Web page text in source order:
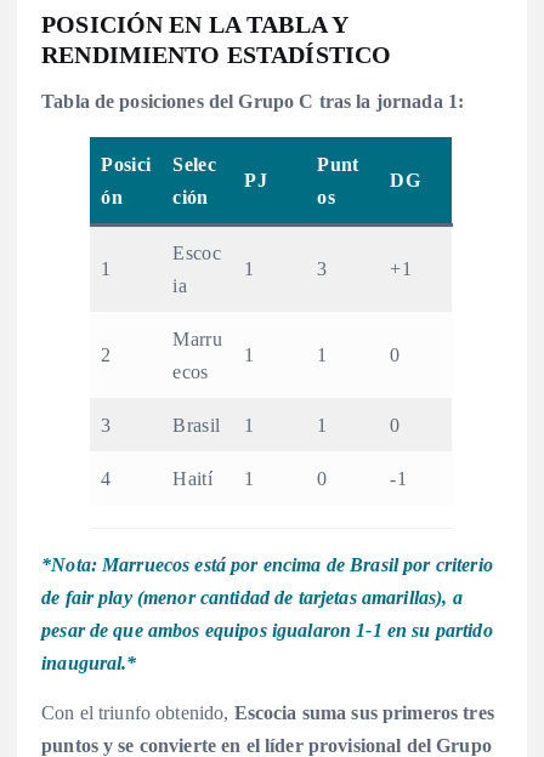
POSICIÓN EN LA TABLA Y
RENDIMIENTO ESTADÍSTICO
Tabla de posiciones del Grupo C tras la jornada 1:
Posici
ón
Selec
ción
PJ
Punt
os
DG
1
Escoc
ia
1 3 +1
2
Marru
ecos
1 1 0
3 Brasil 1 1 0
4 Haití 1 0 -1
*Nota: Marruecos está por encima de Brasil por criterio
de fair play (menor cantidad de tarjetas amarillas), a
pesar de que ambos equipos igualaron 1-1 en su partido
inaugural.*
Con el triunfo obtenido, Escocia suma sus primeros tres
puntos y se convierte en el líder provisional del Grupo